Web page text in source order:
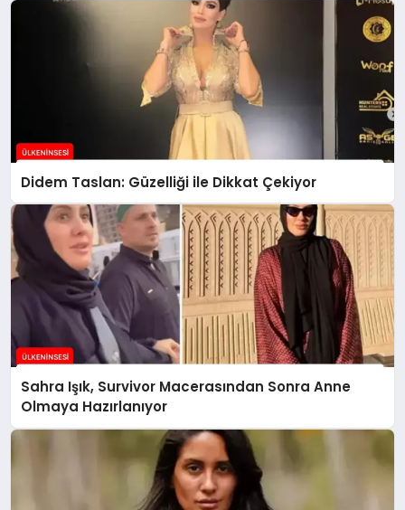
Didem Taslan: Güzelliği ile Dikkat Çekiyor
Sahra Işık, Survivor Macerasından Sonra Anne
Olmaya Hazırlanıyor